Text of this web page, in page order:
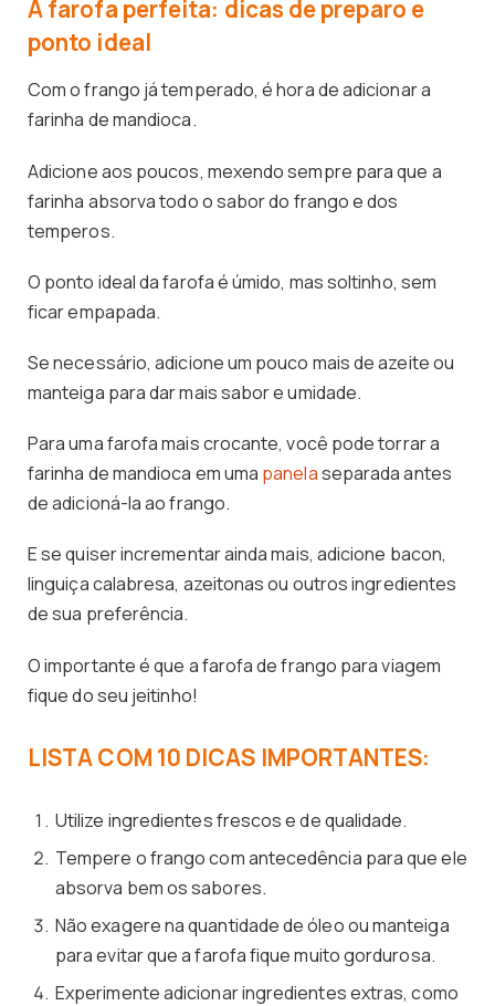
A farofa perfeita: dicas de preparo e
ponto ideal
Com o frango já temperado, é hora de adicionar a
farinha de mandioca.
Adicione aos poucos, mexendo sempre para que a
farinha absorva todo o sabor do frango e dos
temperos.
O ponto ideal da farofa é úmido, mas soltinho, sem
ficar empapada.
Se necessário, adicione um pouco mais de azeite ou
manteiga para dar mais sabor e umidade.
Para uma farofa mais crocante, você pode torrar a
farinha de mandioca em uma panelaseparada antes
de adicioná-la ao frango.
E se quiser incrementar ainda mais, adicione bacon,
linguiça calabresa, azeitonas ou outros ingredientes
de sua preferência.
O importante é que a farofa de frango para viagem
fique do seu jeitinho!
LISTA COM 10 DICAS IMPORTANTES:
Utilize ingredientes frescos e de qualidade.
Tempere o frango com antecedência para que ele
absorva bem os sabores.
Não exagere na quantidade de óleo ou manteiga
para evitar que a farofa fique muito gordurosa.
Experimente adicionar ingredientes extras, como